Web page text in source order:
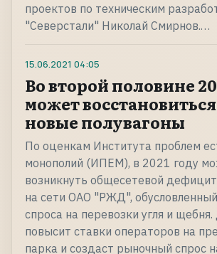
проектов по техническим
"Северстали" Николай Смирнов.…
15.06.2021 04:05
Во второй половине
может
новые полувагоны
По оценкам Института проблем
монополий (ИПЕМ), в 2021 году
возникнуть общесетевой дефицит
на сети ОАО "РЖД",
спроса на перевозки угля и
повысит ставки операторов на
парка и создаст рыночный спрос